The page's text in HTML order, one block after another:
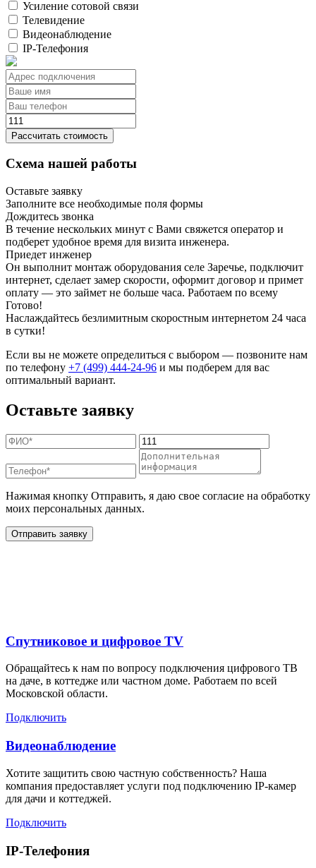
Усиление сотовой связи
Телевидение
Видеонаблюдение
IP-Телефония
Рассчитать стоимость
Схема нашей работы
Оставьте заявку
Заполните все необходимые поля формы
Дождитесь звонка
В течение нескольких минут с Вами свяжется оператор и
подберет удобное время для визита инженера.
Приедет инженер
Он выполнит монтаж оборудования селе Заречье, подключит
интернет, сделает замер скорости, оформит договор и примет
оплату — это займет не больше часа. Работаем по всему
Готово!
Наслаждайтесь безлимитным скоростным интернетом 24 часа
в сутки!
Если вы не можете определиться с выбором — позвоните нам
по телефону +7 (499) 444-24-96 и мы подберем для вас
оптимальный вариант.
Оставьте заявку
Нажимая кнопку Отправить, я даю свое согласие на обработку
моих персональных данных.
Отправить заявку
Спутниковое и цифровое TV
Обращайтесь к нам по вопросу подключения цифрового ТВ
на даче, в коттедже или частном доме. Работаем по всей
Московской области.
Подключить
Видеонаблюдение
Хотите защитить свою частную собственность? Наша
компания предоставляет услуги под подключению IP-камер
для дачи и коттеджей.
Подключить
IP-Телефония